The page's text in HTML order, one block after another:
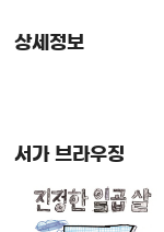
상세정보
서가 브라우징